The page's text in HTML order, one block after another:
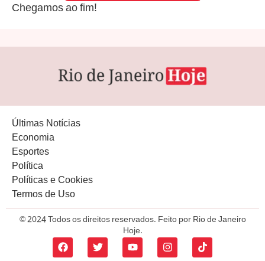
Chegamos ao fim!
Últimas Notícias
Economia
Esportes
Política
Políticas e Cookies
Termos de Uso
© 2024 Todos os direitos reservados. Feito por Rio de Janeiro
Hoje.